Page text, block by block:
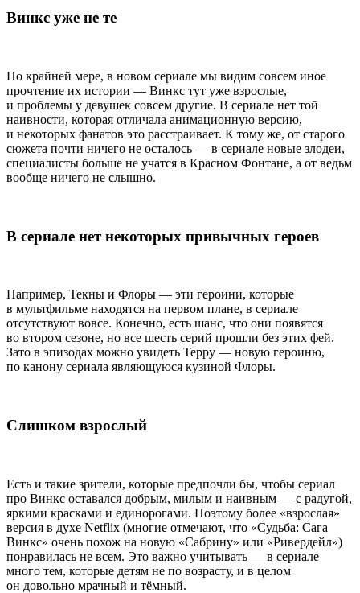
Винкс уже не те
По крайней мере, в новом сериале мы видим совсем иное
прочтение их истории — Винкс тут уже взрослые,
и проблемы у девушек совсем другие. В сериале нет той
наивности, которая отличала анимационную версию,
и некоторых фанатов это расстраивает. К тому же, от старого
сюжета почти ничего не осталось — в сериале новые злодеи,
специалисты больше не учатся в Красном Фонтане, а от ведьм
вообще ничего не слышно.
В сериале нет некоторых привычных героев
Например, Текны и Флоры — эти героини, которые
в мультфильме находятся на первом плане, в сериале
отсутствуют вовсе. Конечно, есть шанс, что они появятся
во втором сезоне, но все шесть серий прошли без этих фей.
Зато в эпизодах можно увидеть Терру — новую героиню,
по канону сериала являющуюся кузиной Флоры.
Слишком взрослый
Есть и такие зрители, которые предпочли бы, чтобы сериал
про Винкс оставался добрым, милым и наивным — с радугой,
яркими красками и единорогами. Поэтому более «взрослая»
версия в духе Netflix (многие отмечают, что «Судьба: Сага
Винкс» очень похож на новую «Сабрину» или «Ривердейл»)
понравилась не всем. Это важно учитывать — в сериале
много тем, которые детям не по возрасту, и в целом
он довольно мрачный и тёмный.